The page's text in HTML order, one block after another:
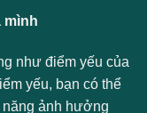
mình
như điểm yếu của
yếu, bạn có thể
ảnh hưởng